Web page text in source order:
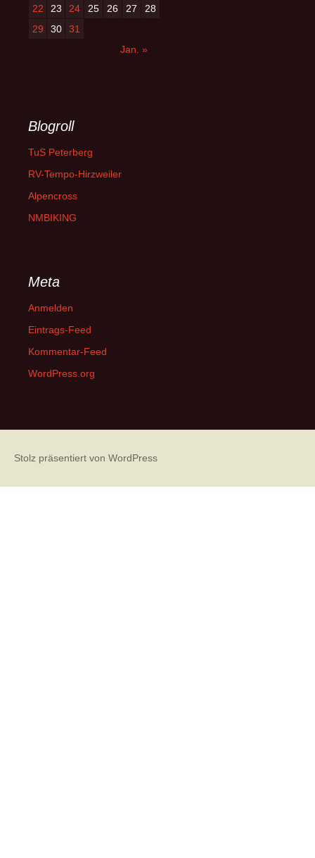
22 23 24 25 26 27
28
29
30
31
Jan. »
Blogroll
TuS Peterberg
RV-Tempo-Hirzweiler
Alpencross
NMBIKING
Meta
Anmelden
Eintrags-Feed
Kommentar-Feed
WordPress.org
Stolz präsentiert von WordPress